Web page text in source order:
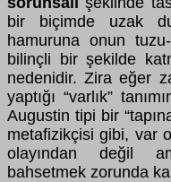
bir biçimde uzak
hamuruna onun
bilinçli bir şekilde
nedenidir. Zira eğer
yaptığı “varlık”
Augustin tipi bir
metafizikçisi gibi, var
olayından değil
bahsetmek zorunda